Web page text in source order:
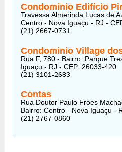
Condomínio Edifício
Travessa Almerinda Lucas de
Centro - Nova Iguaçu - RJ -
(21) 2667-0731
Condominio Village
Rua F, 780 - Bairro: Parque
Iguaçu - RJ - CEP: 26033-420
(21) 3101-2683
Contas
Rua Doutor Paulo Froes
Bairro: Centro - Nova Iguaçu -
(21) 2767-0860